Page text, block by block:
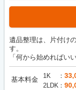
遺品整理は、片付け
す。
「何から始めればい
基本料金 1K
2LDK